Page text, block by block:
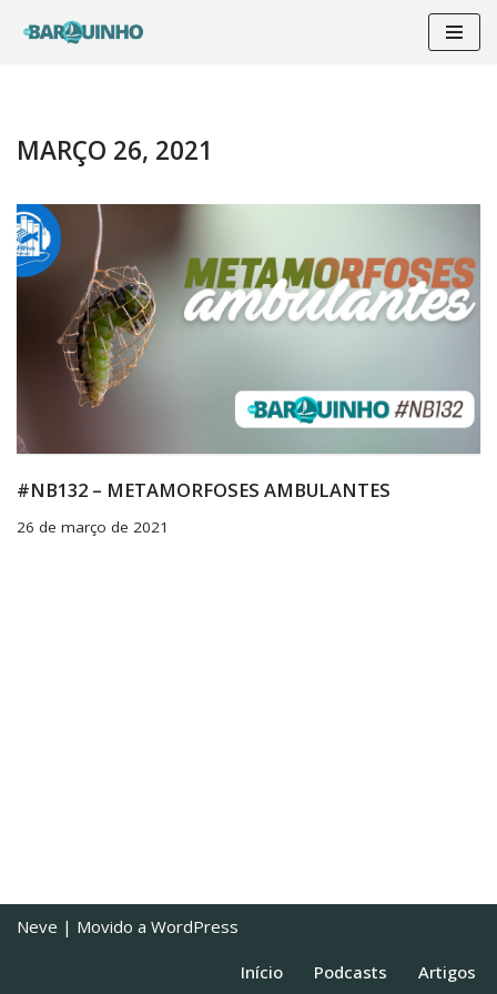
conteúdo
MARÇO 26, 2021
#NB132 – METAMORFOSES AMBULANTES
26 de março de 2021
Neve | Movido a WordPress
Início Podcasts Artigos